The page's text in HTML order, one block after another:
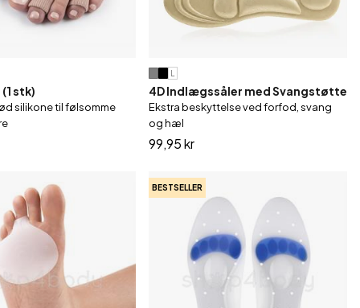
stk)
silikone til følsomme
L
4D Indlægssåler med Svangstøtte
Ekstra beskyttelse ved forfod, svang
og hæl
99,95 kr
BESTSELLER